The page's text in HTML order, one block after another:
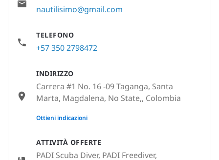
ATTIVITÀ OFFERTE
PADI Scuba Diver, PADI Freediver,
nautilisimo@gmail.com
TELEFONO
+57 350 2798472
INDIRIZZO
Carrera #1 No. 16 -09 Taganga, Santa
Marta, Magdalena, No State,, Colombia
None
Ottieni indicazioni